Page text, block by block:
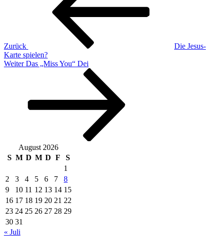
Zurück
Die Jesus-
Karte spielen?
Nächster
Weiter Das „Miss You“ Dei
August 2026
S M D M D F
S
1
2
3 4 5 6 7
8
9
10 11 12 13 14 15
16 17 18 19 20 21 22
23 24 25 26 27 28 29
30 31
« Juli